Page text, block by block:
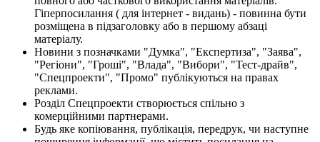
Гіперпосилання ( для інтернет - видань) - повинна бути
розміщена в підзаголовку або в першому абзаці
матеріалу.
Новини з позначками "Думка", "Експертиза", "Заява",
"Регіони", "Гроші", "Влада", "Вибори", "Тест-драйв",
"Спецпроекти", "Промо" публікуються на правах
реклами.
Розділ Спецпроекти створюється спільно з
комерційними партнерами.
Будь яке копіювання, публікація, передрук, чи наступне